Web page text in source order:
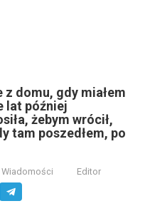
domu, gdy miałem
lat później
żebym wrócił,
tam poszedłem, po
Wiadomości Editor